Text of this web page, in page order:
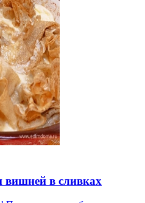
вишней в сливках